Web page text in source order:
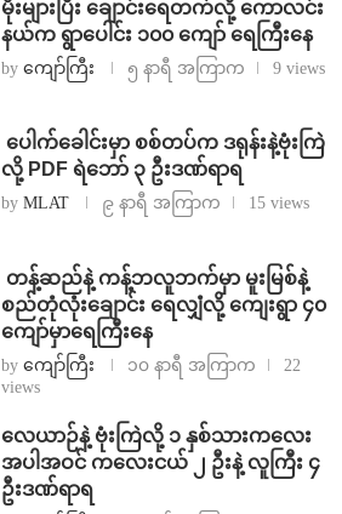
⁨မိုးများပြီး ချောင်းရေတက်လို့ ကောလင်း
နယ်က ရွာပေါင်း ၁၀၀ ကျော် ရေကြီးနေ
by ကျော်ကြီး ၅ နာရီ အကြာက 9 views
⁩ ⁨ပေါက်ခေါင်းမှာ စစ်တပ်က ဒရုန်းနဲ့ဗုံးကြဲ
လို့ PDF ရဲဘော် ၃ ဦးဒဏ်ရာရ
by MLAT ၉ နာရီ အကြာက 15 views
⁩ ⁨တန့်ဆည်နဲ့ ကန့်ဘလူဘက်မှာ မူးမြစ်နဲ့
စည်တုံလုံးချောင်း ရေလျှံလို့ ကျေးရွာ ၄၀
ကျော်မှာရေကြီးနေ
by ကျော်ကြီး ၁၀ နာရီ အကြာက
22
views
⁨လေယာဉ်နဲ့ ဗုံးကြဲလို့ ၁ နှစ်သားကလေး
အပါအဝင် ကလေးငယ် ၂ ဦးနဲ့ လူကြီး ၄
ဦးဒဏ်ရာရ